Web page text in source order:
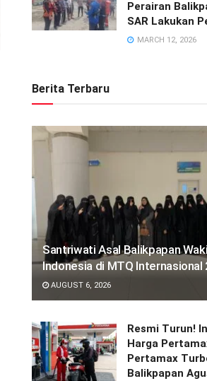
Perairan
SAR Lakukan
MARCH 12, 2026
Berita Terbaru
Santriwati Asal Balikpapan
Indonesia di MTQ Internasional
AUGUST 6, 2026
Resmi Turun!
Harga
Pertamax
Balikpapan